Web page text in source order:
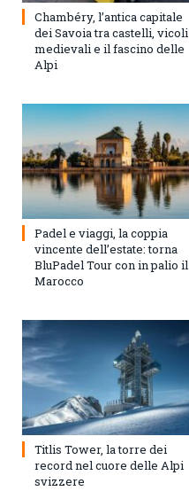
Chambéry, l’antica capitale
dei Savoia tra castelli, vicoli
medievali e il fascino delle
Alpi
Padel e viaggi, la coppia
vincente dell’estate: torna
BluPadel Tour con in palio il
Marocco
Titlis Tower, la torre dei
record nel cuore delle Alpi
svizzere